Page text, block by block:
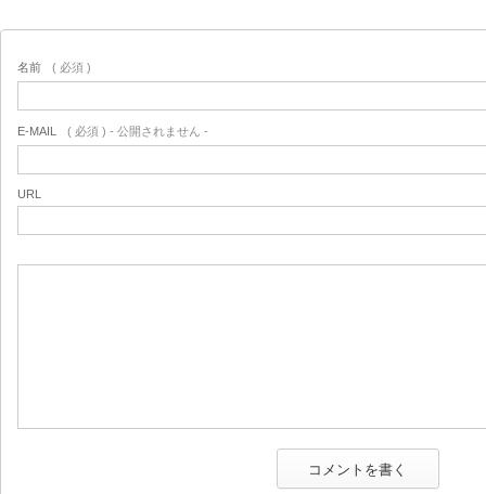
名前 ( 必須 )
E-MAIL ( 必須 ) - 公開されません -
URL